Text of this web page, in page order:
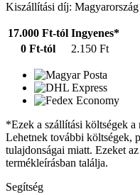
Kiszállítási díj: Magyarország
17.000 Ft-tól Ingyenes*
0 Ft-tól
2.150 Ft
*Ezek a szállítási költségek
Lehetnek további költségek,
tulajdonságai miatt. Ezeket
termékleírásban találja.
Segítség